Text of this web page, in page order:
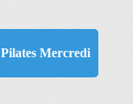
Pilates Mercredi